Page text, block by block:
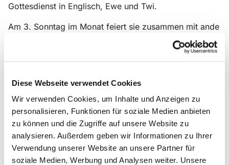
Diese Webseite verwendet Cookies
Wir verwenden Cookies, um Inhalte und Anzeigen zu
personalisieren, Funktionen für soziale Medien anbieten
zu können und die Zugriffe auf unsere Website zu
analysieren. Außerdem geben wir Informationen zu Ihrer
Verwendung unserer Website an unsere Partner für
soziale Medien, Werbung und Analysen weiter. Unsere
Gottesdienst in Englisch, Ewe und Twi.
Am 3. Sonntag im Monat feiert sie zusammen mit ande
Christuskirche "The whole world in wordship" - den Int
ernationalen